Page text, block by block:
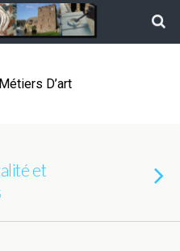
D’art
et